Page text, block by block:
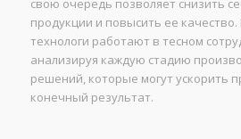
свою очередь позволяет снизить
продукции и повысить ее
технологи работают в тесном
анализируя каждую стадию
решений, которые могут ускорить
конечный результат.